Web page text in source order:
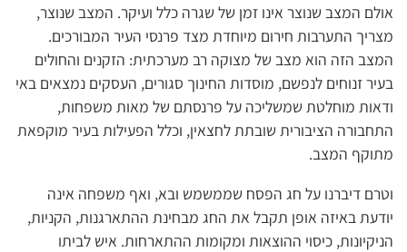
אולם המצב שנוצר אינו זמן של שגרה כלל ועיקר. המצב שנוצר,
מצריך התערבות חירום מיוחדת מצד פרנסי העיר המבורכים.
המצב הזה הוא מצב של מצוקה רב מערכתית: הזקנים והחולים
בעיר זנוחים לנפשם, מוסדות החינוך סגורים, העסקים נמצאים באי
ודאות מוחלטת שמשליכה על פרנסתם של מאות משפחות,
התחבורה הציבורית שובתת לחצאין, וכלל הפעילות בעיר מוקפאת
מתוקף המצב.
וטרם דיברנו על חג הפסח שממשמש ובא, ואף משפחה אינה
יודעת באיזה אופן תקבל את החג מבחינת ההתארגנות, הקניות,
הניקיונות, כיסוי ההוצאות ומקומות ההתארחות. איש לביתו